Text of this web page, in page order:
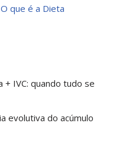
O que é a Dieta
IVC: quando tudo se
evolutiva do acúmulo